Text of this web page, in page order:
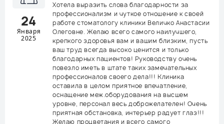
24
Января
2025
Хотела выразить слова благодарности за
профессионализм и чуткое отношение к своей
работе стоматологу клиники Величко Анастасии
Олеговне. Желаю всего самого наилучшего,
крепкого здоровья вам и вашим близким, пусть
ваш труд всегда высоко ценится и только
благодарных пациентов! Руководству очень
повезло иметь в штате таких замечательных
профессионалов своего дела!!! Клиника
оставила в целом приятное впечатление,
оснащение меж.оборудования на высшем
уровне, персонал весь доброжелателен! Очень
приятная обстановка, интерьер радует глаз!!!
Желаю процветания и всего самого